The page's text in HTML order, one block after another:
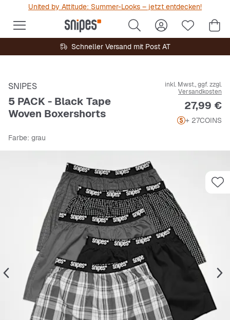
United by Attitude: Summer-Looks – jetzt entdecken!
Schneller Versand mit Post AT
SNIPES
5 PACK - Black Tape
Woven Boxershorts
inkl. Mwst., ggf. zzgl.
Versandkosten
Preis
27,99 €
+ 27COINS
Farbe: grau